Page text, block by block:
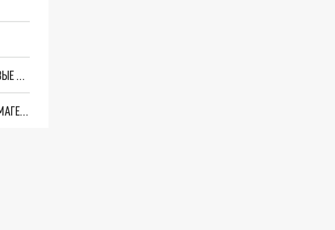
"ОЧЕНЬ ПЛОХИЕ НОВОСТИ": БОЛЬШАЯ ОШИБКА PALANTIR В РОССИИ. СТРАНЫ НАТО ВПЕРВЫЕ ЗА СВО ОСТАНОВИЛИ ПОСТАВКИ ОРУЖИЯ. ВСУ ТЕРЯЮТ ПРИГРАНИЧЬЕ?
ТРИ ГЛАВНЫХ ИНСАЙДА ОБ СВО. ОТМЕНА МОБИЛИЗАЦИИ И ВОЗВРАЩЕНИЕ "ГЕНЕРАЛА АРМАГЕДДОНА"? ОТЛИЧНЫЕ НОВОСТИ, КОТОРЫЕ ЖДАЛИ ВСЕ